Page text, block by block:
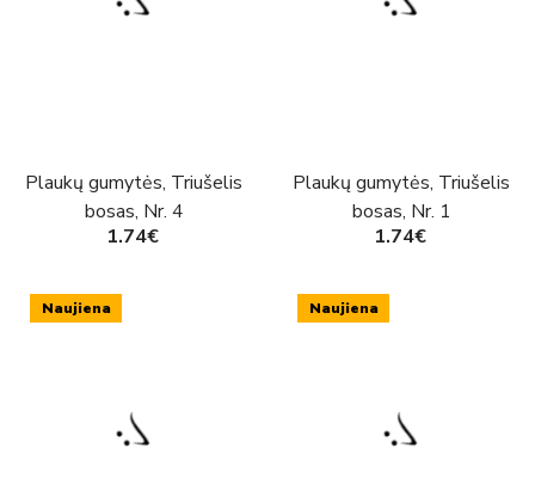
Plaukų gumytės, Triušelis
bosas, Nr. 4
1.74€
Plaukų gumytės, Triušelis
bosas, Nr. 1
1.74€
Naujiena Naujiena